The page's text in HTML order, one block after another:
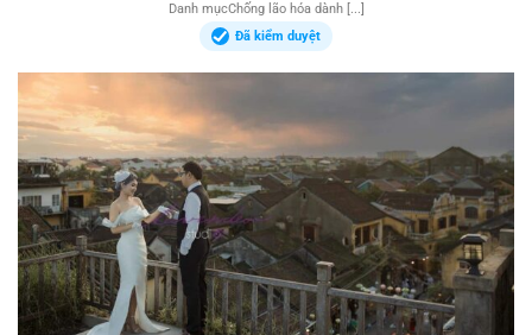
Danh mụcChống lão hóa dành [...]
Đã kiểm duyệt